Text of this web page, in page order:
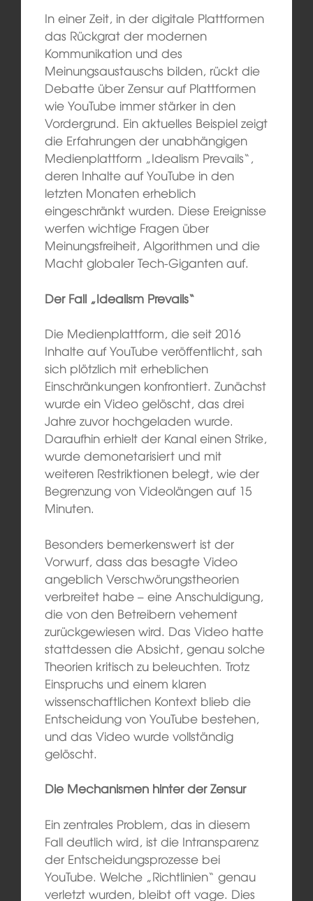
In einer Zeit, in der digitale Plattformen
das Rückgrat der modernen
Kommunikation und des
Meinungsaustauschs bilden, rückt die
Debatte über Zensur auf Plattformen
wie YouTube immer stärker in den
Vordergrund. Ein aktuelles Beispiel zeigt
die Erfahrungen der unabhängigen
Medienplattform „Idealism Prevails“,
deren Inhalte auf YouTube in den
letzten Monaten erheblich
eingeschränkt wurden. Diese Ereignisse
werfen wichtige Fragen über
Meinungsfreiheit, Algorithmen und die
Macht globaler Tech-Giganten auf.
Der Fall „Idealism Prevails“
Die Medienplattform, die seit 2016
Inhalte auf YouTube veröffentlicht, sah
sich plötzlich mit erheblichen
Einschränkungen konfrontiert. Zunächst
wurde ein Video gelöscht, das drei
Jahre zuvor hochgeladen wurde.
Daraufhin erhielt der Kanal einen Strike,
wurde demonetarisiert und mit
weiteren Restriktionen belegt, wie der
Begrenzung von Videolängen auf 15
Minuten.
Besonders bemerkenswert ist der
Vorwurf, dass das besagte Video
angeblich Verschwörungstheorien
verbreitet habe – eine Anschuldigung,
die von den Betreibern vehement
zurückgewiesen wird. Das Video hatte
stattdessen die Absicht, genau solche
Theorien kritisch zu beleuchten. Trotz
Einspruchs und einem klaren
wissenschaftlichen Kontext blieb die
Entscheidung von YouTube bestehen,
und das Video wurde vollständig
gelöscht.
Die Mechanismen hinter der Zensur
Ein zentrales Problem, das in diesem
Fall deutlich wird, ist die Intransparenz
der Entscheidungsprozesse bei
YouTube. Welche „Richtlinien“ genau
verletzt wurden, bleibt oft vage. Dies